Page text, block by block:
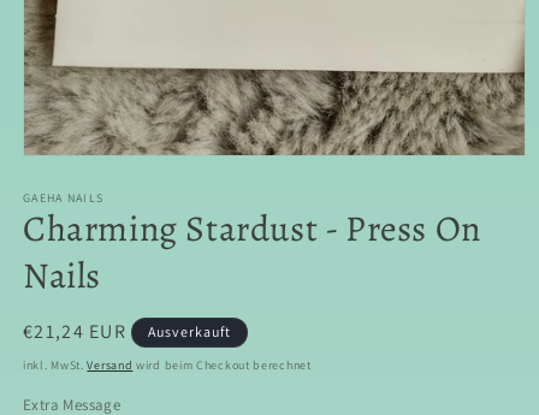
in
Modal
öffnen
GAEHA NAILS
Charming Stardust - Press On
Nails
Normaler
Preis
€21,24 EUR Ausverkauft
inkl. MwSt.Versand wird beim Checkout berechnet
Extra Message